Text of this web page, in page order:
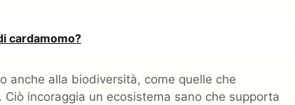
cardamomo?
anche alla biodiversità, come quelle che
incoraggia un ecosistema sano che supporta